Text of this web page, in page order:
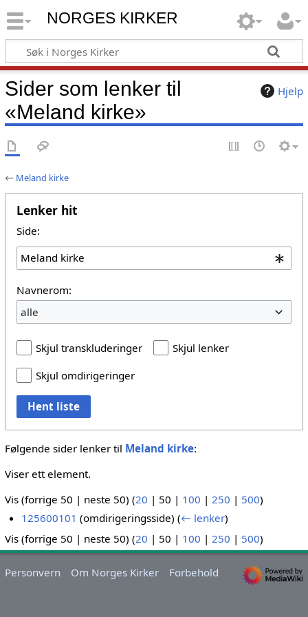
NORGES KIRKER
Hjelp
Sider som lenker til
«Meland kirke»
← Meland kirke
Lenker hit
Side:
Navnerom:
alle
Skjul transkluderinger
Skjul lenker
Skjul omdirigeringer
Hent liste
Følgende sider lenker til Meland kirke:
Viser ett element.
Vis (forrige 50 | neste 50) (20 | 50 | 100 | 250 | 500)
125600101 (omdirigeringsside)(← lenker)
Vis (forrige 50 | neste 50) (20 | 50 | 100 | 250 | 500)
Personvern Om Norges Kirker Forbehold